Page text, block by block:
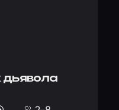
дьявола